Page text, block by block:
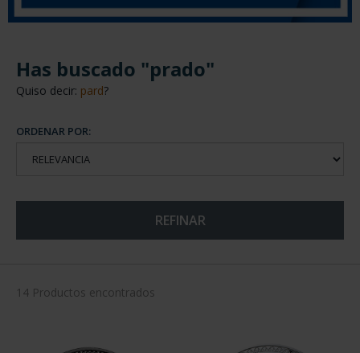
Has buscado "prado"
Quiso decir: pard?
ORDENAR POR:
REFINAR
14 Productos encontrados